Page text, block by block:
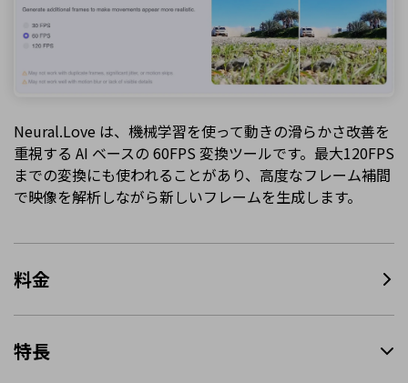
Neural.Love は、機械学習を使って動きの滑らかさ改善を
重視する AI ベースの 60FPS 変換ツールです。最大120FPS
までの変換にも使われることがあり、高度なフレーム補間
で映像を解析しながら新しいフレームを生成します。
料金
特長